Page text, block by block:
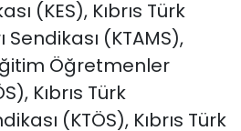
(KES), Kıbrıs Türk
(KTAMS),
Öğretmenler
Kıbrıs Türk
(KTÖS), Kıbrıs Türk